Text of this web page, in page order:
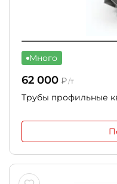
Много
62 000 ₽/т
Трубы профильные